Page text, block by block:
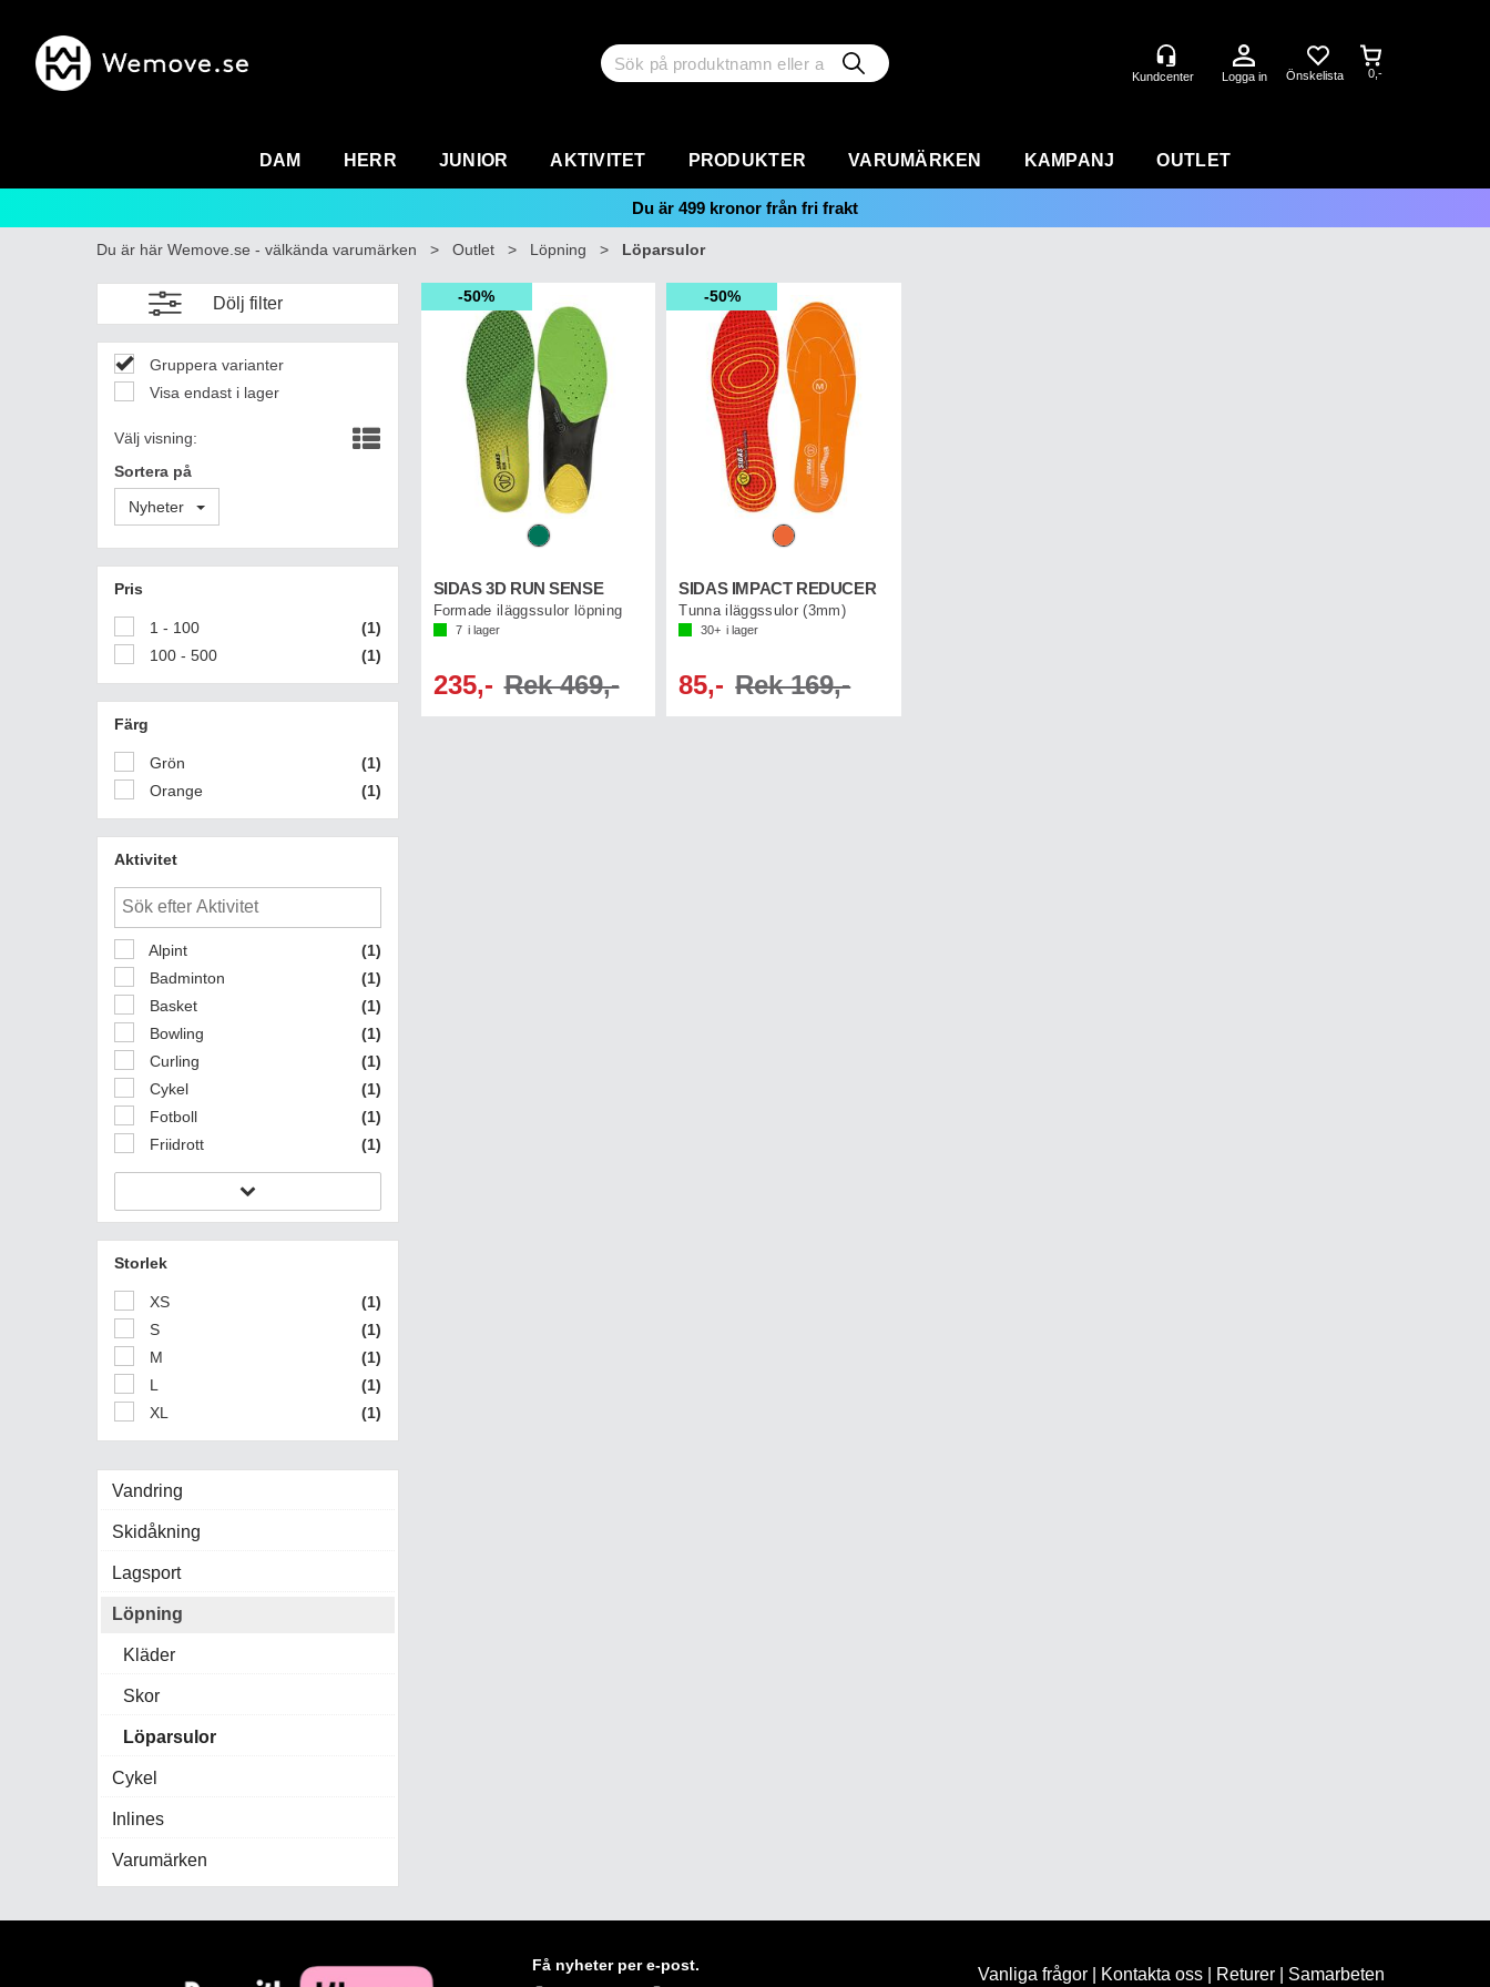
Logga in 0,-
DAM HERR JUNIOR AKTIVITET PRODUKTER VARUMÄRKEN KAMPANJ OUTLET
Du är 499 kronor från fri frakt
Du är här Wemove.se - välkända varumärken > Outlet > Löpning > Löparsulor
Dölj filter
Gruppera varianter
Visa endast i lager
Välj visning:
Sortera på
Nyheter
Pris
1 - 100
(1)
100 - 500
(1)
Färg
Grön
(1)
Orange
(1)
Aktivitet
Alpint
(1)
Badminton
(1)
Basket
(1)
Bowling
(1)
Curling
(1)
Cykel
(1)
Fotboll
(1)
Friidrott
(1)
Storlek
XS
(1)
S
(1)
M
(1)
L
(1)
XL
(1)
Vandring
Skidåkning
Lagsport
Löpning
Kläder
Skor
Löparsulor
Cykel
Inlines
Varumärken
50%
SIDAS 3D RUN SENSE
Formade iläggssulor löpning
7 i lager
235,- Rek 469,-
50%
SIDAS IMPACT REDUCER
Tunna iläggssulor (3mm)
30+ i lager
85,- Rek 169,-
Få nyheter per e-post.
Vanliga frågor| Kontakta oss| Returer| Samarbeten